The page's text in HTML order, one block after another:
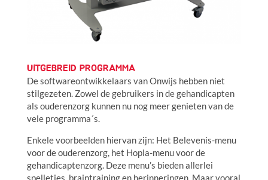
UITGEBREID PROGRAMMA
De softwareontwikkelaars van Onwijs hebben niet
stilgezeten. Zowel de gebruikers in de gehandicapten
als ouderenzorg kunnen nu nog meer genieten van de
vele programma´s.
Enkele voorbeelden hiervan zijn: Het Belevenis-menu
voor de ouderenzorg, het Hopla-menu voor de
gehandicaptenzorg. Deze menu’s bieden allerlei
spelletjes, braintraining en herinneringen. Maar vooral